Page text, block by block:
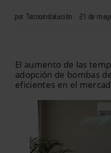
por Tecnoinstalación 21 de
El aumento de las
adopción de bombas
eficientes en el